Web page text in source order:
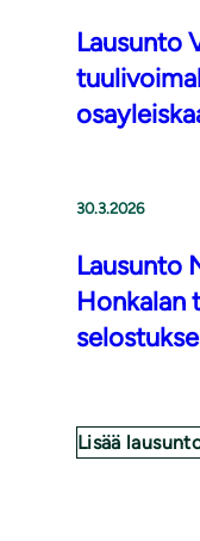
Lausunto
30.3.2026
Lausunto
Honkalan
Lisää